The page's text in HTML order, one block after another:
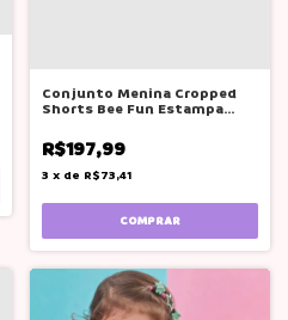
Conjunto Menina Cropped
Shorts Bee Fun Estampa
R$197,99
3 x de R$73,41
COMPRAR